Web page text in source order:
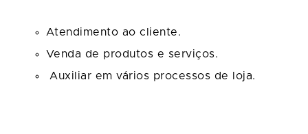
Atendimento ao cliente.
Venda de produtos e serviços.
Auxiliar em vários processos de loja.